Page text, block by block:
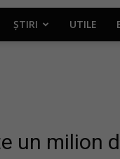
ȘTIRI UTILE
un milion